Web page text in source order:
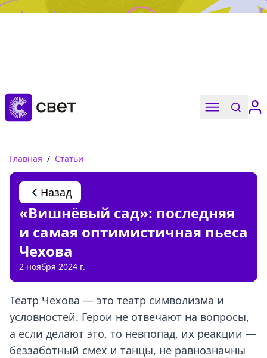
Дружба, любовь, взросление
Читать
Главная / Статьи
Назад
«Вишнёвый сад»: последняя
и самая оптимистичная пьеса
Чехова
2 ноября 2024 г.
Театр Чехова — это театр символизма и
условностей. Герои не отвечают на вопросы,
а если делают это, то невпопад, их реакции —
беззаботный смех и танцы, не равнозначны